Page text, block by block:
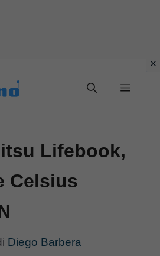
Menu
Lifebook,
Celsius
Diego Barbera